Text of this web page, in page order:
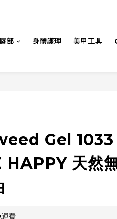
部 身體護理 美甲工具
Gel 1033
HAPPY 天然
費